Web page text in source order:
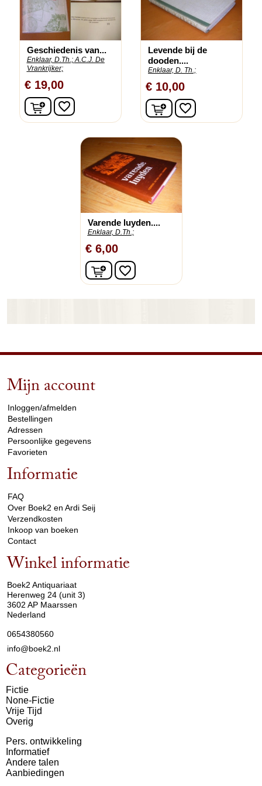
Geschiedenis van...
Enklaar, D.Th.; A.C.J. De
Vrankrijker;
€ 19,00
In winkelwagen
favorite_border
Levende bij de
dooden....
Enklaar, D. Th.;
€ 10,00
In winkelwagen
favorite_border
Varende luyden....
Enklaar, D.Th.;
€ 6,00
In winkelwagen
favorite_border
Mijn account
Inloggen/afmelden
Bestellingen
Adressen
Persoonlijke gegevens
Favorieten
Informatie
FAQ
Over Boek2 en Ardi Seij
Verzendkosten
Inkoop van boeken
Contact
Winkel informatie
Boek2 Antiquariaat
Herenweg 24 (unit 3)
3602 AP Maarssen
Nederland
0654380560
info@boek2.nl
Categorieën
Fictie
None-Fictie
Vrije Tijd
Overig
Pers. ontwikkeling
Informatief
Andere talen
Aanbiedingen